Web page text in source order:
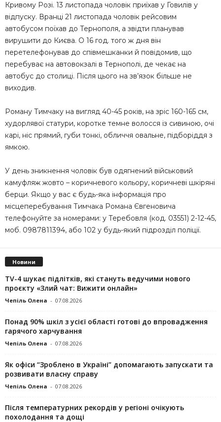
Кривому Розі. 13 листопада чоловік приїхав у Говилів у
відпуску. Вранці 21 листопада чоловік рейсовим
автобусом поїхав до Тернополя, а звідти планував
вирушити до Києва. О 16 год. того ж дня він
перетелефонував до співмешканки й повідомив, що
перебуває на автовокзалі в Тернополі, де чекає на
автобус до столиці. Після цього на зв’язок більше не
виходив.
Роману Тимчаку на вигляд 40-45 років, на зріс 160-165 см,
худорлявої статури, коротке темне волосся із сивиною, очі
карі, ніс прямий, губи тонкі, обличчя овальне, підборіддя з
ямкою.
У день зникнення чоловік був одягнений військовий
камуфляж жовто – коричневого кольору, коричневі шкіряні
берци. Якщо у вас є будь-яка інформація про
місцеперебування Тимчака Романа Євгеновича
телефонуйте за номерами: у Теребовля (код. 03551) 2-12-45,
моб. 0987811394, або 102 у будь-який підрозділ поліції.
Новини
TV-4 шукає підлітків, які стануть ведучими нового
проєкту «Злий чат: Вижити онлайн»
Чепіль Олена - 07.08.2026
Понад 90% шкіл з усієї області готові до впровадження
гарячого харчування
Чепіль Олена - 07.08.2026
Як офіси “Зроблено в Україні” допомагають запускaти та
розвивати власну справу
Чепіль Олена - 07.08.2026
Після температурних рекордів у регіоні очікують
похолодання та дощі